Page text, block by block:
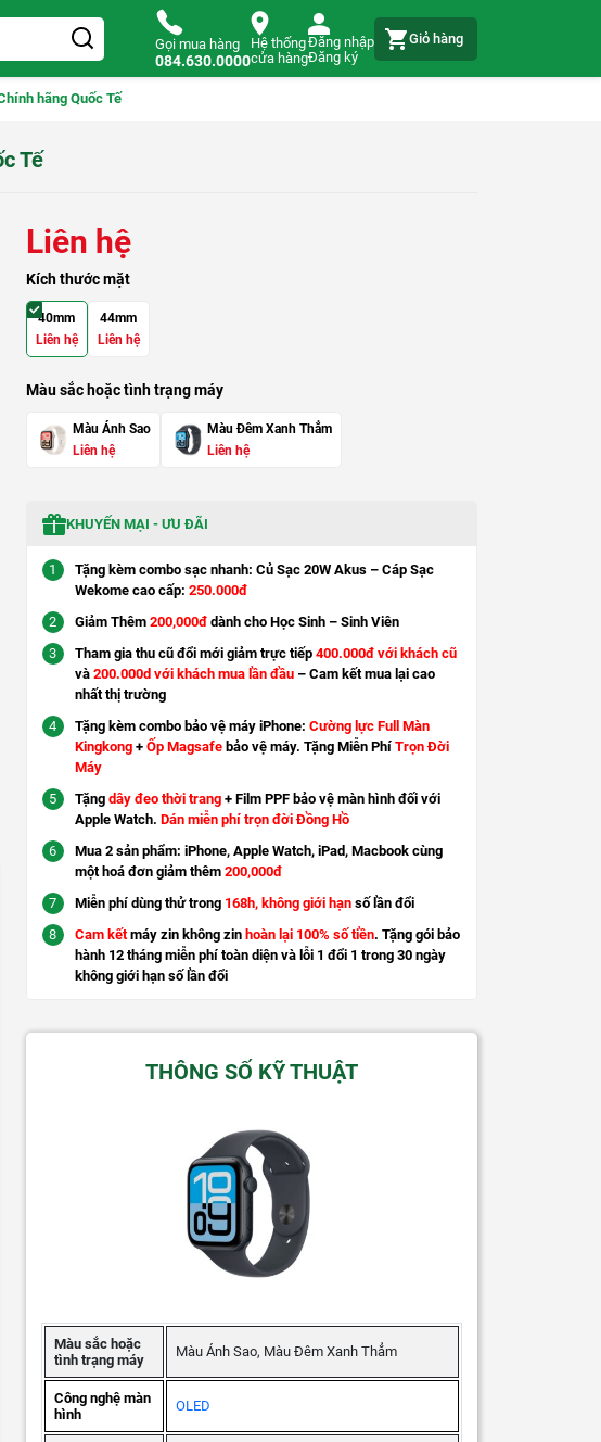
Gọi mua hàng
084.630.0000
Hệ thống
cửa hàng
Đăng nhập
Đăng ký
Giỏ hàng
hãng Quốc Tế
Tế
Liên hệ
Kích thước mặt
40mm
Liên hệ
44mm
Liên hệ
Màu sắc hoặc tình trạng máy
Màu Ánh Sao
Liên hệ
Màu Đêm Xanh Thẳm
Liên hệ
KHUYẾN MẠI - ƯU ĐÃI
Tặng kèm combo sạc nhanh: Củ Sạc 20W Akus – Cáp Sạc
Wekome cao cấp: 250.000đ
Giảm Thêm 200,000đdành cho Học Sinh – Sinh Viên
Tham gia thu cũ đổi mới giảm trực tiếp 400.000đ với khách cũ
và200.000d với khách mua lần đầu– Cam kết mua lại cao
nhất thị trường
Tặng kèm combo bảo vệ máy iPhone: Cường lực Full Màn
Kingkong+ Ốp Magsafebảo vệ máy. Tặng Miễn Phí Trọn Đời
Máy
Tặng dây đeo thời trang+ Film PPF bảo vệ màn hình đối với
Apple Watch. Dán miễn phí trọn đời Đồng Hồ
Mua 2 sản phẩm: iPhone, Apple Watch, iPad, Macbook cùng
một hoá đơn giảm thêm 200,000đ
Miễn phí dùng thử trong 168h, không giới hạnsố lần đổi
Cam kếtmáy zin không zin hoàn lại 100% số tiền. Tặng gói bảo
hành 12 tháng miễn phí toàn diện và lỗi 1 đổi 1 trong 30 ngày
không giới hạn số lần đổi
THÔNG SỐ KỸ THUẬT
Màu sắc hoặc
tình trạng máy
Màu Ánh Sao, Màu Đêm Xanh Thẳm
Công nghệ màn
hình
OLED